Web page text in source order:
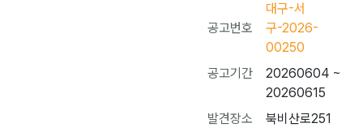
공고번호
대구-서
구-2026-
00250
공고기간
20260604 ~
20260615
발견장소
북비산로251